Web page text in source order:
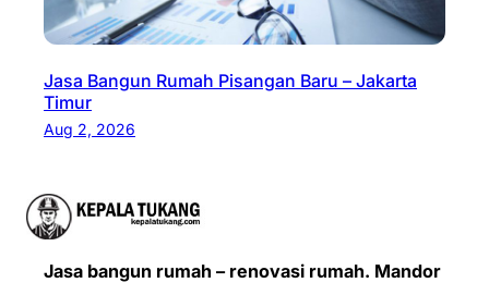
Jasa Bangun Rumah Pisangan Baru – Jakarta
Timur
Aug 2, 2026
Jasa bangun rumah – renovasi rumah. Mandor